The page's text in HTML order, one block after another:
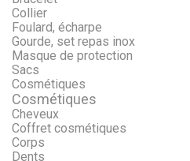
Collier
Foulard, écharpe
Gourde, set repas inox
Masque de protection
Sacs
Cosmétiques
Cosmétiques
Cheveux
Coffret cosmétiques
Corps
Dents